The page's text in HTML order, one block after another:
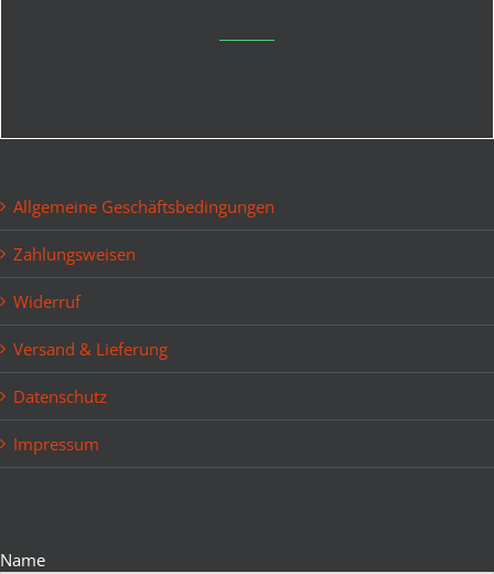
Allgemeine Geschäftsbedingungen
Zahlungsweisen
Widerruf
Versand & Lieferung
Datenschutz
Impressum
Name